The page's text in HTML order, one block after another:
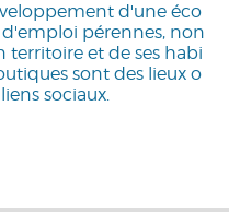
d'une éco
pérennes, non
territoire et de ses habi
sont des lieux o
sociaux.